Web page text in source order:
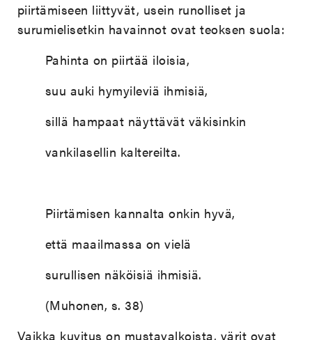
piirtämiseen liittyvät, usein runolliset ja
surumielisetkin havainnot ovat teoksen suola:
Pahinta on piirtää iloisia,
suu auki hymyileviä ihmisiä,
sillä hampaat näyttävät väkisinkin
vankilasellin kaltereilta.
Piirtämisen kannalta onkin hyvä,
että maailmassa on vielä
surullisen näköisiä ihmisiä.
(Muhonen, s. 38)
Vaikka kuvitus on mustavalkoista, värit ovat